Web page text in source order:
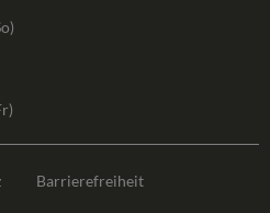
Barrierefreiheit